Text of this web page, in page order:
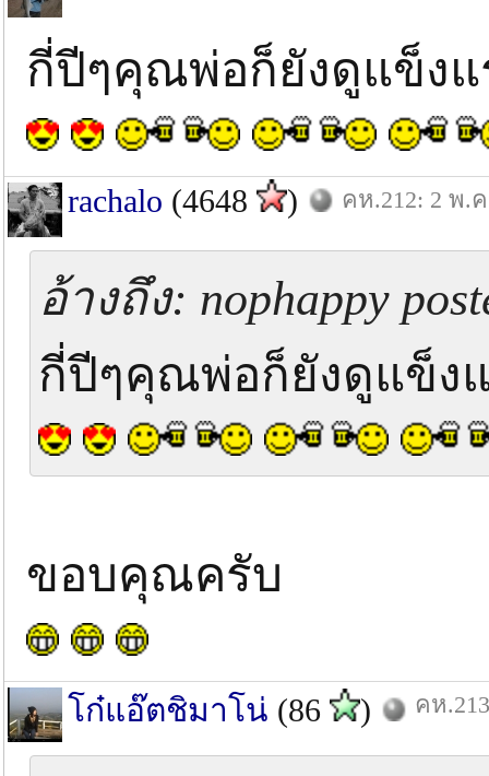
กี่ปีๆคุณพ่อก็ยังดูแข็ง
rachalo (4648 ) คห.212: 2 พ.
อ้างถึง: nophappy
กี่ปีๆคุณพ่อก็ยังดูแข็ง
ขอบคุณครับ
โก๋แอ๊ตชิมาโน่ (86 ) คห